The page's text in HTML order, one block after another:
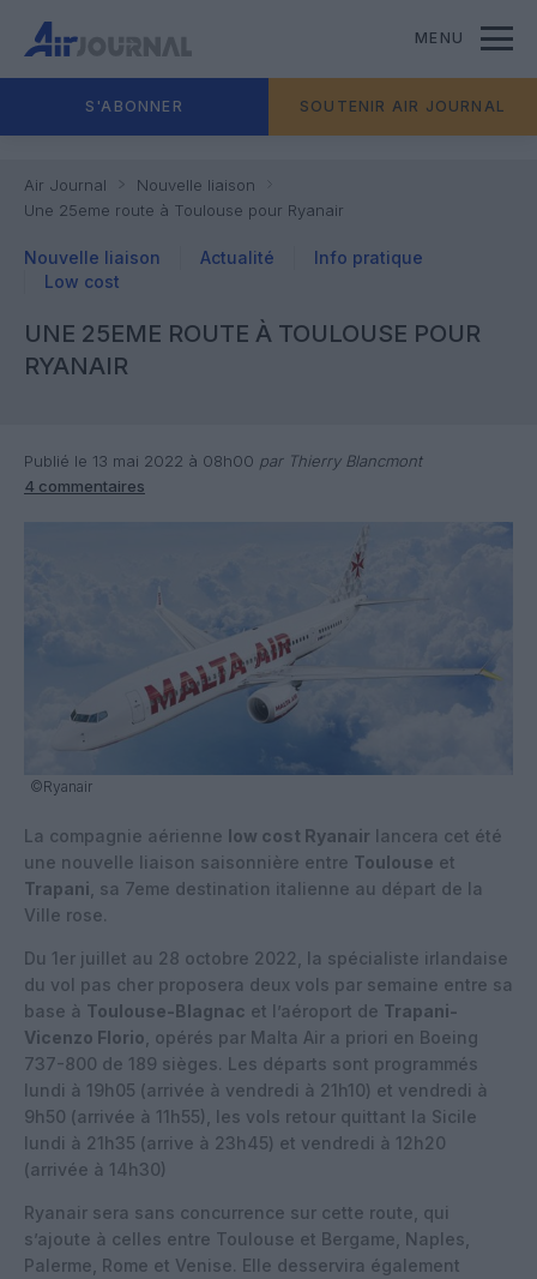
MENU
S'ABONNER SOUTENIR AIR JOURNAL
Air Journal
Nouvelle liaison
Une 25eme route à Toulouse pour Ryanair
Nouvelle liaison Actualité
Info pratique
Low cost
UNE 25EME ROUTE À TOULOUSE POUR
RYANAIR
Publié le 13 mai 2022 à 08h00 par Thierry Blancmont
4 commentaires
©Ryanair
La compagnie aérienne low cost Ryanair lancera cet été
une nouvelle liaison saisonnière entre Toulouse et
Trapani , sa 7eme destination italienne au départ de la
Ville rose.
Du 1er juillet au 28 octobre 2022, la spécialiste irlandaise
du vol pas cher proposera deux vols par semaine entre sa
base à Toulouse-Blagnac et l’aéroport de Trapani-
Vicenzo Florio , opérés par Malta Air a priori en Boeing
737-800 de 189 sièges. Les départs sont programmés
lundi à 19h05 (arrivée à vendredi à 21h10) et vendredi à
9h50 (arrivée à 11h55), les vols retour quittant la Sicile
lundi à 21h35 (arrive à 23h45) et vendredi à 12h20
(arrivée à 14h30)
Ryanair sera sans concurrence sur cette route, qui
s’ajoute à celles entre Toulouse et Bergame, Naples,
Palerme, Rome et Venise. Elle desservira également